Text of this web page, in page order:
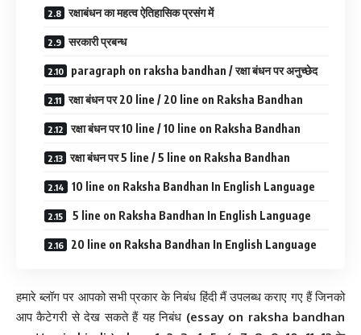
रक्षाबंधन का महत्व ऐतिहासिक प्रसंग में
सरकारी प्रबन्ध
paragraph on raksha bandhan / रक्षा बंधन पर अनुच्छेद
रक्षा बंधन पर 20 line / 20 line on Raksha Bandhan
रक्षा बंधन पर 10 line / 10 line on Raksha Bandhan
रक्षा बंधन पर 5 line / 5 line on Raksha Bandhan
10 line on Raksha Bandhan In English Language
5 line on Raksha Bandhan In English Language
20 line on Raksha Bandhan In English Language
हमारे ब्लॉग पर आपको सभी प्रकार के निबंध हिंदी मैं उपलब्ध कराए गए हैं जिनको
आप कैटेगरी से देख सकते हैं यह निबंध (essay on raksha bandhan